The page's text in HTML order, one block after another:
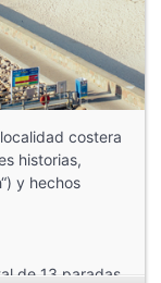
costera
historias,
y hechos
de 13 paradas.